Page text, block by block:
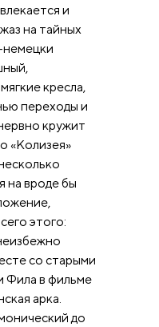
и
на тайных
немецки
кресла,
переходы и
кружит
«Колизея»
на вроде бы
этого:
со старыми
Фила в фильме
арка.
до